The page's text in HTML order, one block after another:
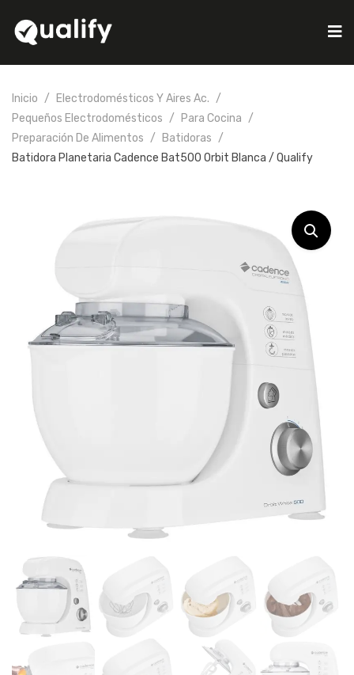
Inicio
Electrodomésticos Y Aires Ac.
Pequeños Electrodomésticos
Para Cocina
Preparación De Alimentos
Batidoras
Batidora Planetaria Cadence Bat500 Orbit Blanca / Qualify